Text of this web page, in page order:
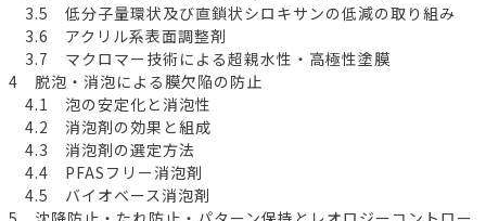
3.5 低分子量環状及び直鎖状シロキサンの低減の取り組み
3.6 アクリル系表面調整剤
3.7 マクロマー技術による超親水性・高極性塗膜
4 脱泡・消泡による膜欠陥の防止
4.1 泡の安定化と消泡性
4.2 消泡剤の効果と組成
4.3 消泡剤の選定方法
4.4 PFASフリー消泡剤
4.5 バイオベース消泡剤